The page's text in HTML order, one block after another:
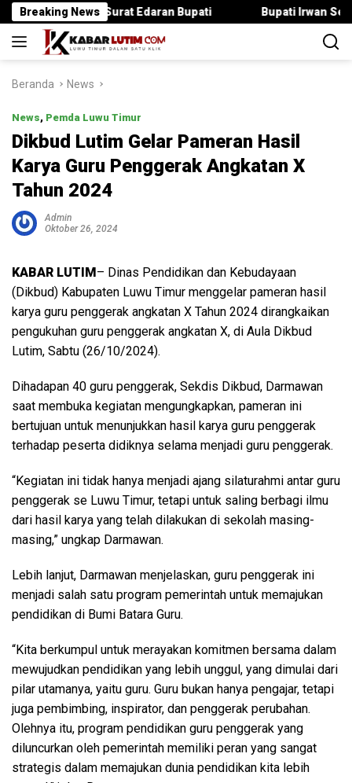
Langsung
ke
konten
Breaking News
Surat Edaran Bupati Bupati Irwan Serahkan
Beranda News
News, Pemda Luwu Timur
Dikbud Lutim Gelar Pameran Hasil
Karya Guru Penggerak Angkatan X
Tahun 2024
Admin
Oktober 26, 2024
KABAR LUTIM– Dinas Pendidikan dan Kebudayaan
(Dikbud) Kabupaten Luwu Timur menggelar pameran hasil
karya guru penggerak angkatan X Tahun 2024 dirangkaikan
pengukuhan guru penggerak angkatan X, di Aula Dikbud
Lutim, Sabtu (26/10/2024).
Dihadapan 40 guru penggerak, Sekdis Dikbud, Darmawan
saat membuka kegiatan mengungkapkan, pameran ini
bertujuan untuk menunjukkan hasil karya guru penggerak
terhadap peserta didiknya selama menjadi guru penggerak.
“Kegiatan ini tidak hanya menjadi ajang silaturahmi antar guru
penggerak se Luwu Timur, tetapi untuk saling berbagi ilmu
dari hasil karya yang telah dilakukan di sekolah masing-
masing,” ungkap Darmawan.
Lebih lanjut, Darmawan menjelaskan, guru penggerak ini
menjadi salah satu program pemerintah untuk memajukan
pendidikan di Bumi Batara Guru.
“Kita berkumpul untuk merayakan komitmen bersama dalam
mewujudkan pendidikan yang lebih unggul, yang dimulai dari
pilar utamanya, yaitu guru. Guru bukan hanya pengajar, tetapi
juga pembimbing, inspirator, dan penggerak perubahan.
Olehnya itu, program pendidikan guru penggerak yang
diluncurkan oleh pemerintah memiliki peran yang sangat
strategis dalam memajukan dunia pendidikan kita lebih